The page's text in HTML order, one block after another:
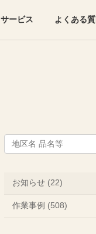
サービス よくある
お知らせ (22)
作業事例 (508)